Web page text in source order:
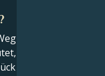
zu dieser
dass du zu den
haben. Du hast